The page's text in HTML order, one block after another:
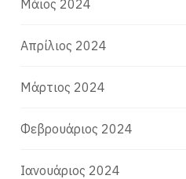
Μάιος 2024
Απρίλιος 2024
Μάρτιος 2024
Φεβρουάριος 2024
Ιανουάριος 2024